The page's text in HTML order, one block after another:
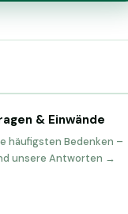
& Einwände
häufigsten Bedenken –
unsere Antworten →